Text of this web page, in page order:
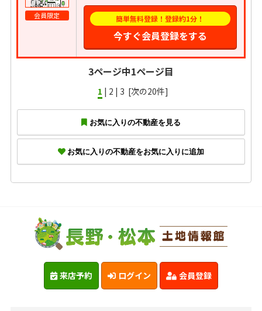
会員限定 簡単無料登録！登録約1分！
今すぐ会員登録をする
3ページ中1ページ目
1 | 2 | 3 [次の20件]
お気に入りの不動産を見る
お気に入りの不動産をお気に入りに追加
来店予約 ログイン 会員登録